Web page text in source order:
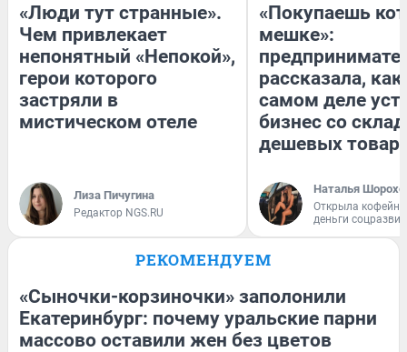
«Люди тут странные».
Чем привлекает
непонятный «Непокой»,
герои которого
застряли в
мистическом отеле
Лиза Пичугина
Редактор NGS.RU
«Покупаешь
мешке»:
рассказала, как
самом деле
бизнес со
дешевых
Наталья
Открыла
деньги
РЕКОМЕНДУЕМ
«Сыночки-корзиночки» заполонили
Екатеринбург: почему уральские парни
массово оставили жен без цветов